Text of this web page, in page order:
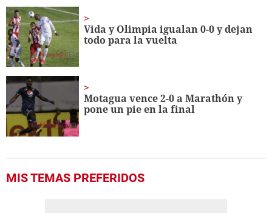
Vida y Olimpia igualan 0-0 y dejan
todo para la vuelta
Motagua vence 2-0 a Marathón y
pone un pie en la final
MIS TEMAS PREFERIDOS